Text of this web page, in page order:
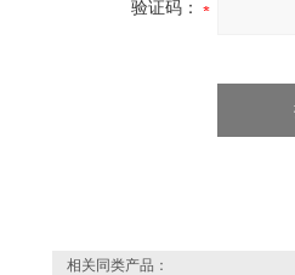
验证码：
相关同类产品：